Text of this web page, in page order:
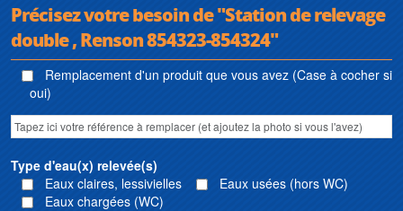
Précisez votre besoin de "Station de relevage
double , Renson 854323-854324"
Remplacement d'un produit que vous avez (Case à cocher si
oui)
Type d'eau(x) relevée(s)
Eaux claires, lessivielles
Eaux usées (hors WC)
Eaux chargées (WC)